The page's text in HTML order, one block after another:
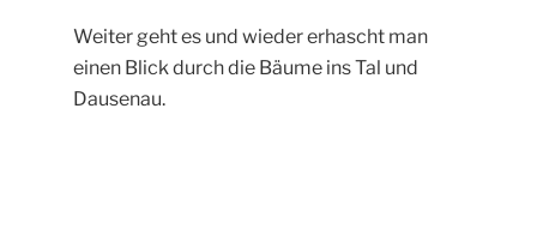
Weiter geht es und wieder erhascht man
einen Blick durch die Bäume ins Tal und
Dausenau.